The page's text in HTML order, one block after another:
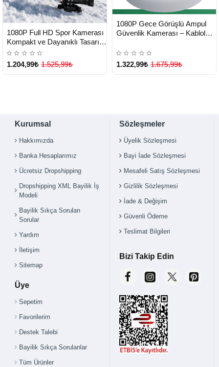
TESLİMAT
1080P Full HD Spor Kamerası
Kompakt ve Dayanıklı Tasarım
- Lisinya
1.204,99₺ 1.525,99₺
TESLİMAT
1080P Gece Görüşlü Ampul
Güvenlik Kamerası – Kablolu
Lisinya
1.322,99₺ 1.675,99₺
Kurumsal
Hakkımızda
Banka Hesaplarımız
Ücretsiz Dropshipping
Dropshipping XML Bayilik İş
Modeli
Bayilik Sıkça Sorulan
Sorular
Yardım
İletişim
Sitemap
Üye
Sepetim
Favorilerim
Destek Talebi
Bayilik Sıkça Sorulanlar
Tüm Ürünler
Sözleşmeler
Üyelik Sözleşmesi
Bayi İade Sözleşmesi
Mesafeli Satış Sözleşmesi
Gizlilik Sözleşmesi
İade & Değişim
Güvenli Ödeme
Teslimat Bilgileri
Bizi Takip Edin